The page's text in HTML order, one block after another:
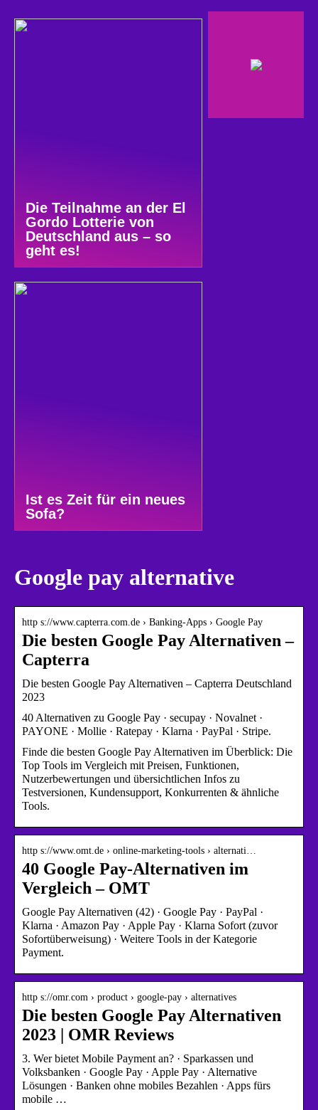
Die Teilnahme an der El
Gordo Lotterie von
Deutschland aus – so
geht es!
Ist es Zeit für ein neues
Sofa?
Google pay alternative
http s://www.capterra.com.de › Banking-Apps › Google Pay
Die besten Google Pay Alternativen –
Capterra
Die besten Google Pay Alternativen – Capterra Deutschland
2023
40 Alternativen zu Google Pay · secupay · Novalnet ·
PAYONE · Mollie · Ratepay · Klarna · PayPal · Stripe.
Finde die besten Google Pay Alternativen im Überblick: Die
Top Tools im Vergleich mit Preisen, Funktionen,
Nutzerbewertungen und übersichtlichen Infos zu
Testversionen, Kundensupport, Konkurrenten & ähnliche
Tools.
http s://www.omt.de › online-marketing-tools › alternati…
40 Google Pay-Alternativen im
Vergleich – OMT
Google Pay Alternativen (42) · Google Pay · PayPal ·
Klarna · Amazon Pay · Apple Pay · Klarna Sofort (zuvor
Sofortüberweisung) · Weitere Tools in der Kategorie
Payment.
http s://omr.com › product › google-pay › alternatives
Die besten Google Pay Alternativen
2023 | OMR Reviews
3. Wer bietet Mobile Payment an? · Sparkassen und
Volksbanken · Google Pay · Apple Pay · Alternative
Lösungen · Banken ohne mobiles Bezahlen · Apps fürs
mobile …